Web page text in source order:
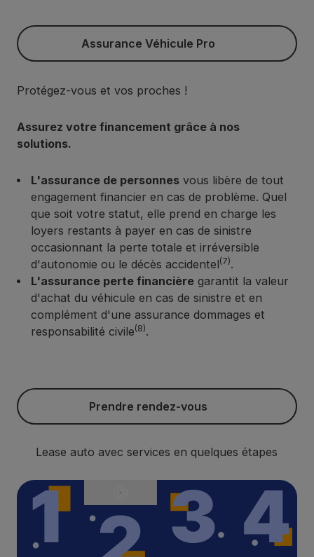
Assurance Véhicule Pro
Assurance Véhicule Pro
Protégez-vous et vos proches !
Assurez votre financement grâce à nos
solutions.
L'assurance de personnes vous libère de tout
engagement financier en cas de problème. Quel
que soit votre statut, elle prend en charge les
loyers restants à payer en cas de sinistre
occasionnant la perte totale et irréversible
d'autonomie ou le décès accidentel(7).
L'assurance perte financière garantit la valeur
d'achat du véhicule en cas de sinistre et en
complément d'une assurance dommages et
responsabilité civile(8).
Prendre rendez-vous
Prendre rendez-vous
Lease auto avec services en quelques étapes